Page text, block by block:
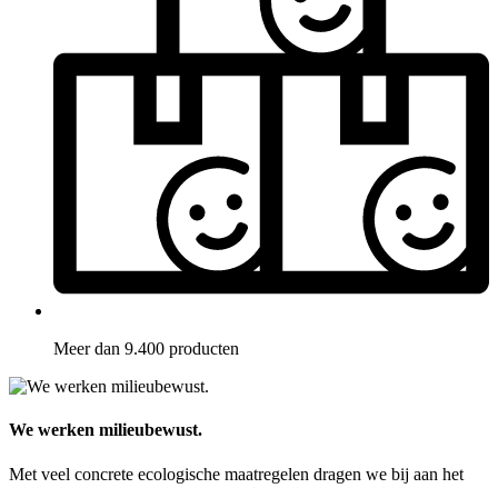
Meer dan 9.400 producten
We werken milieubewust.
Met veel concrete ecologische maatregelen dragen we bij aan het